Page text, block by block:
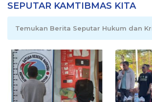
SEPUTAR KAMTIBMAS KITA
Temukan Berita Seputar Hukum dan